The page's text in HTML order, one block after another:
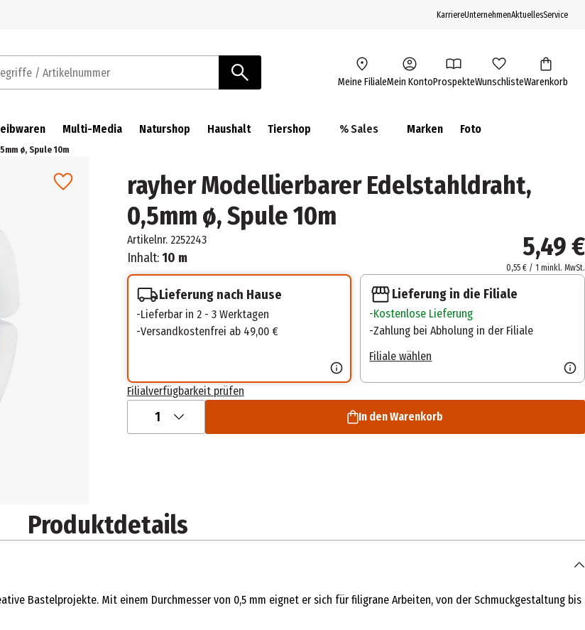
KarriereUnternehmenAktuellesService
/ Artikelnummer Meine FilialeMein KontoProspekteWunschlisteWarenkorb
Multi-Media Naturshop Haushalt Tiershop % Sales Marken Foto
ø, Spule 10m
rayher Modellierbarer Edelstahldraht,
0,5mm ø, Spule 10m
Artikelnr. 2252243
Inhalt:10 m 5,49 €
0,55 € / 1 minkl. MwSt.
Lieferung nach Hause
Lieferbar in 2 - 3 Werktagen
Versandkostenfrei ab 49,00 €
Lieferung in die Filiale
Kostenlose Lieferung
Zahlung bei Abholung in der Filiale
Filiale wählen
Filialverfügbarkeit prüfen
1 In den Warenkorb
Produktdetails
Bastelprojekte. Mit einem Durchmesser von 0,5 mm eignet er sich für filigrane Arbeiten, von der Schmuckgestaltung bis